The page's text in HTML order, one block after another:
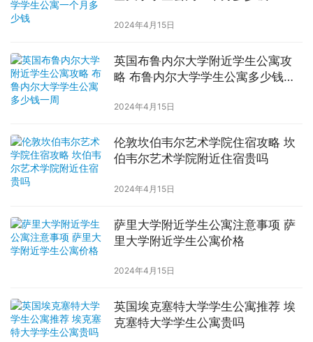
2024年4月15日
英国布鲁内尔大学附近学生公寓攻
略 布鲁内尔大学学生公寓多少钱一
2024年4月15日
伦敦坎伯韦尔艺术学院住宿攻略 坎
伯韦尔艺术学院附近住宿贵吗
2024年4月15日
萨里大学附近学生公寓注意事项 萨
里大学附近学生公寓价格
2024年4月15日
英国埃克塞特大学学生公寓推荐 埃
克塞特大学学生公寓贵吗